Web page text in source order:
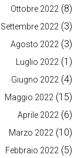
Ottobre 2022 (8)
Settembre 2022 (3)
Agosto 2022 (3)
Luglio 2022 (1)
Giugno 2022 (4)
Maggio 2022 (15)
Aprile 2022 (6)
Marzo 2022 (10)
Febbraio 2022 (5)